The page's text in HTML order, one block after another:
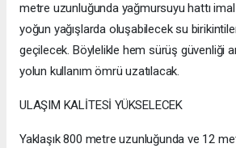
metre uzunluğunda yağmursuyu hattı
yoğun yağışlarda oluşabilecek su
geçilecek. Böylelikle hem sürüş güvenliği
yolun kullanım ömrü uzatılacak.
ULAŞIM KALİTESİ YÜKSELECEK
Yaklaşık 800 metre uzunluğunda ve 12